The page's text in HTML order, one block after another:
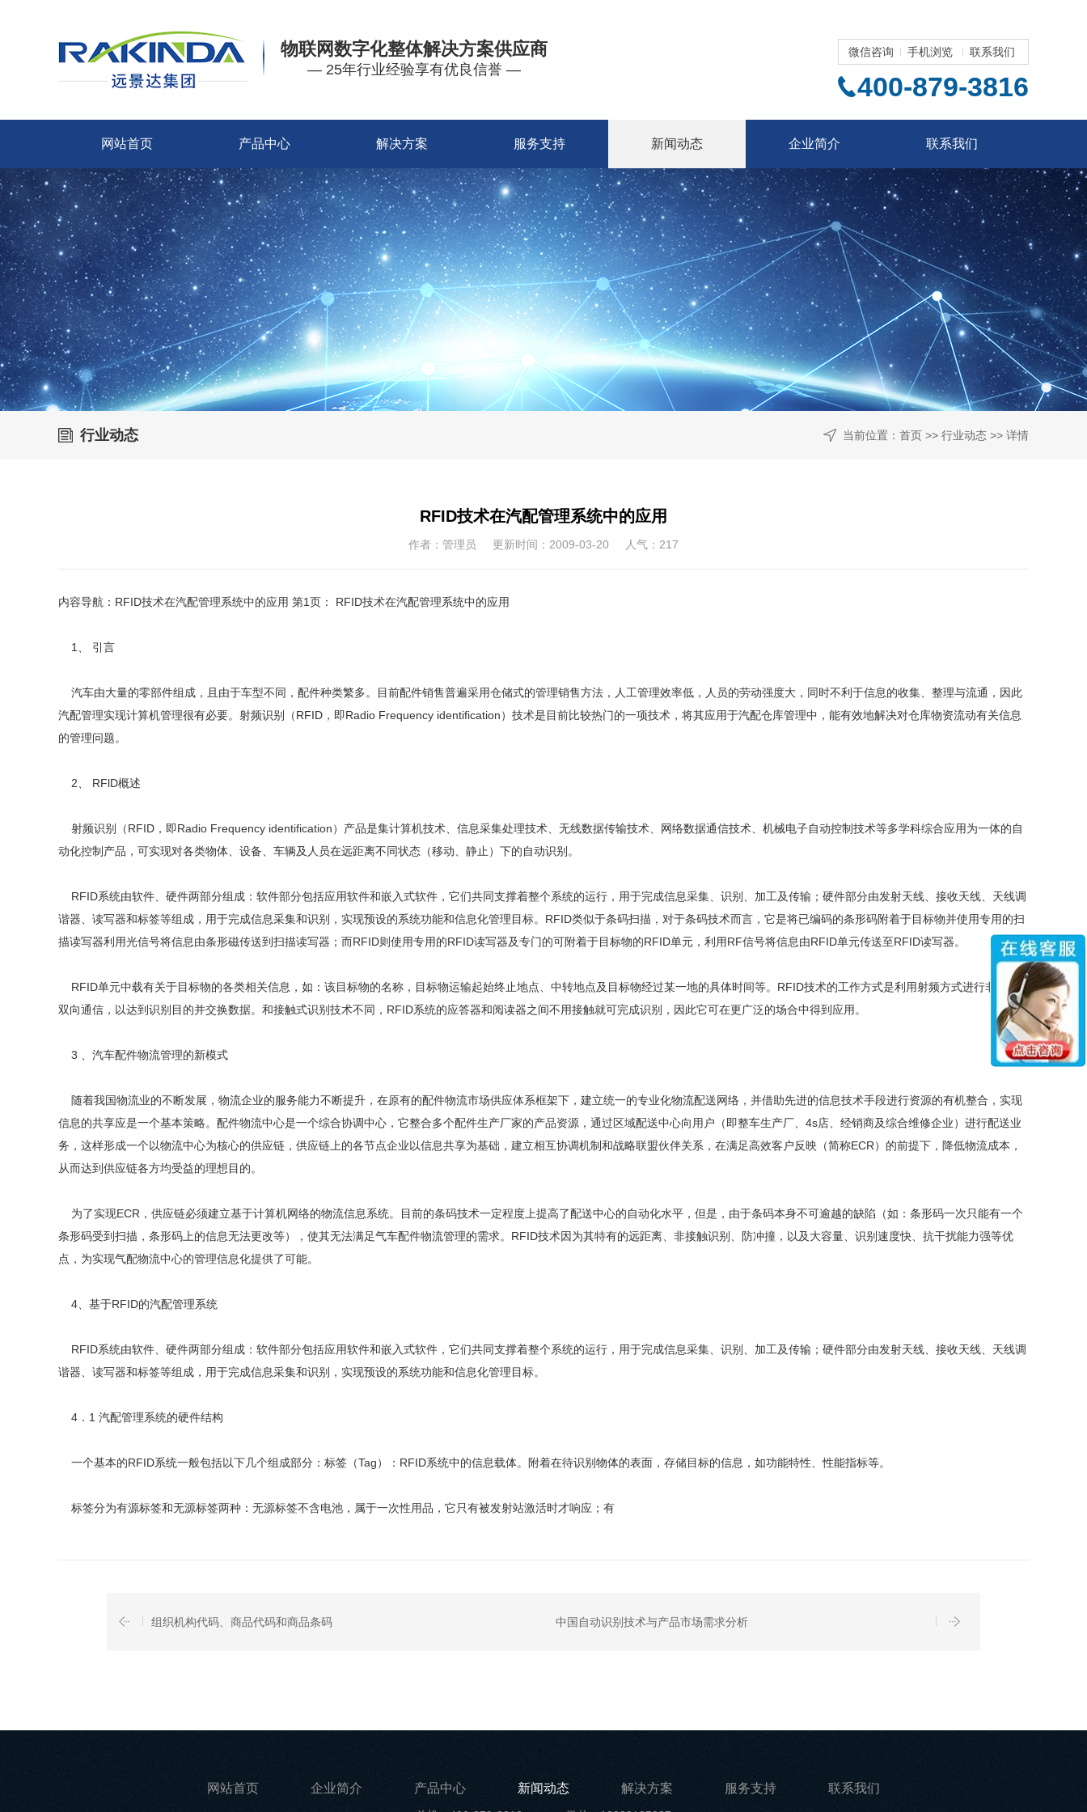
物联网数字化整体解决方案供应商
— 25年行业经验享有优良信誉 —
微信咨询 手机浏览 联系我们
400-879-3816
网站首页 产品中心 解决方案 服务支持 新闻动态 企业简介 联系我们
行业动态 当前位置： 首页 >> 行业动态 >> 详情
RFID技术在汽配管理系统中的应用
作者：管理员 更新时间：2009-03-20 人气： 217
内容导航：RFID技术在汽配管理系统中的应用 第1页： RFID技术在汽配管理系统中的应用
1、 引言
汽车由大量的零部件组成，且由于车型不同，配件种类繁多。目前配件销售普遍采用仓储式的管理销售方法，人工管理效率低，人员的劳动强度大，同时不利于信息的收集、整理与流通，因此
汽配管理实现计算机管理很有必要。射频识别（RFID，即Radio Frequency identification）技术是目前比较热门的一项技术，将其应用于汽配仓库管理中，能有效地解决对仓库物资流动有关信息
的管理问题。
2、 RFlD概述
射频识别（RFID，即Radio Frequency identification）产品是集计算机技术、信息采集处理技术、无线数据传输技术、网络数据通信技术、机械电子自动控制技术等多学科综合应用为一体的自
动化控制产品，可实现对各类物体、设备、车辆及人员在远距离不同状态（移动、静止）下的自动识别。
RFID系统由软件、硬件两部分组成：软件部分包括应用软件和嵌入式软件，它们共同支撑着整个系统的运行，用于完成信息采集、识别、加工及传输；硬件部分由发射天线、接收天线、天线调
谐器、读写器和标签等组成，用于完成信息采集和识别，实现预设的系统功能和信息化管理目标。RFID类似于条码扫描，对于条码技术而言，它是将已编码的条形码附着于目标物并使用专用的扫
描读写器利用光信号将信息由条形磁传送到扫描读写器；而RFID则使用专用的RFID读写器及专门的可附着于目标物的RFID单元，利用RF信号将信息由RFID单元传送至RFID读写器。
RFID单元中载有关于目标物的各类相关信息，如：该目标物的名称，目标物运输起始终止地点、中转地点及目标物经过某一地的具体时间等。RFID技术的工作方式是利用射频方式进行非接触
双向通信，以达到识别目的并交换数据。和接触式识别技术不同，RFID系统的应答器和阅读器之间不用接触就可完成识别，因此它可在更广泛的场合中得到应用。
3 、汽车配件物流管理的新模式
随着我国物流业的不断发展，物流企业的服务能力不断提升，在原有的配件物流市场供应体系框架下，建立统一的专业化物流配送网络，并借助先进的信息技术手段进行资源的有机整合，实现
信息的共享应是一个基本策略。配件物流中心是一个综合协调中心，它整合多个配件生产厂家的产品资源，通过区域配送中心向用户（即整车生产厂、4s店、经销商及综合维修企业）进行配送业
务，这样形成一个以物流中心为核心的供应链，供应链上的各节点企业以信息共享为基础，建立相互协调机制和战略联盟伙伴关系，在满足高效客户反映（简称ECR）的前提下，降低物流成本，
从而达到供应链各方均受益的理想目的。
为了实现ECR，供应链必须建立基于计算机网络的物流信息系统。目前的条码技术一定程度上提高了配送中心的自动化水平，但是，由于条码本身不可逾越的缺陷（如：条形码一次只能有一个
条形码受到扫描，条形码上的信息无法更改等），使其无法满足气车配件物流管理的需求。RFID技术因为其特有的远距离、非接触识别、防冲撞，以及大容量、识别速度快、抗干扰能力强等优
点，为实现气配物流中心的管理信息化提供了可能。
4、基于RFID的汽配管理系统
RFID系统由软件、硬件两部分组成：软件部分包括应用软件和嵌入式软件，它们共同支撑着整个系统的运行，用于完成信息采集、识别、加工及传输；硬件部分由发射天线、接收天线、天线调
谐器、读写器和标签等组成，用于完成信息采集和识别，实现预设的系统功能和信息化管理目标。
4．1 汽配管理系统的硬件结构
一个基本的RFID系统一般包括以下几个组成部分：标签（Tag）：RFID系统中的信息载体。附着在待识别物体的表面，存储目标的信息，如功能特性、性能指标等。
标签分为有源标签和无源标签两种：无源标签不含电池，属于一次性用品，它只有被发射站激活时才响应；有
组织机构代码、商品代码和商品条码 中国自动识别技术与产品市场需求分析
网站首页 企业简介 产品中心 新闻动态 解决方案 服务支持 联系我们